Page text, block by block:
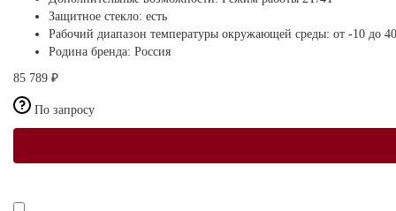
Защитное стекло: есть
Рабочий диапазон температуры окружающей среды: от -10 до
Родина бренда: Россия
85 789 ₽
По запросу